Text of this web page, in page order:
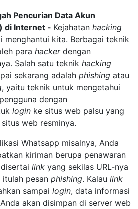
Pencurian Data Akun
) di Internet - Kejahatan hacking
menghantui kita. Berbagai teknik
para hackerdengan
Salah satu teknik hacking
sekarang adalah phishing atau
, yaitu teknik untuk mengetahui
dengan
login ke situs web palsu yang
web resminya.
Whatsapp misalnya, Anda
kiriman berupa penawaran
link yang sekilas URL-nya
itulah pesan phishing. Kalau link
sampai login, data informasi
akan disimpan di server web